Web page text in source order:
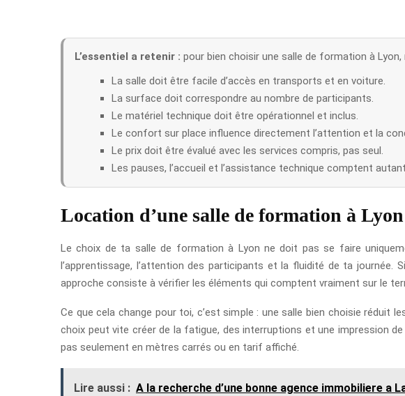
L’essentiel a retenir : pour bien choisir une salle de formation à
La salle doit être facile d’accès en transports et en voiture.
La surface doit correspondre au nombre de participants.
Le matériel technique doit être opérationnel et inclus.
Le confort sur place influence directement l’attention et la
Le prix doit être évalué avec les services compris, pas seul.
Les pauses, l’accueil et l’assistance technique comptent
Location d’une salle de formation à
Le choix de ta salle de formation à Lyon ne doit pas se faire
l’apprentissage, l’attention des participants et la fluidité de ta
approche consiste à vérifier les éléments qui comptent vraiment sur le
Ce que cela change pour toi, c’est simple : une salle bien choisie réduit
choix peut vite créer de la fatigue, des interruptions et une impression
pas seulement en mètres carrés ou en tarif affiché.
Lire aussi : A la recherche d’une bonne agence immobiliere a